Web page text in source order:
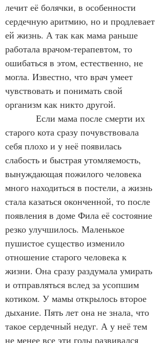
лечит её болячки, в особенности
сердечную аритмию, но и продлевает
ей жизнь. А так как мама раньше
работала врачом-терапевтом, то
ошибаться в этом, естественно, не
могла. Известно, что врач умеет
чувствовать и понимать свой
организм как никто другой.
старого кота сразу почувствовала
себя плохо и у неё появилась
слабость и быстрая утомляемость,
вынуждающая пожилого человека
много находиться в постели, а жизнь
стала казаться оконченной, то после
появления в доме Фила её состояние
резко улучшилось. Маленькое
пушистое существо изменило
отношение старого человека к
жизни. Она сразу раздумала умирать
и отправляться вслед за усопшим
котиком. У мамы открылось второе
дыхание. Пять лет она не знала, что
такое сердечный недуг. А у неё тем
не менее все эти годы развивался